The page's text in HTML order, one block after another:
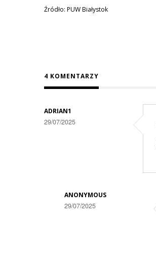
Źródło: PUW Białystok
4 KOMENTARZY
ADRIAN1
29/07/2025
ANONYMOUS
29/07/2025